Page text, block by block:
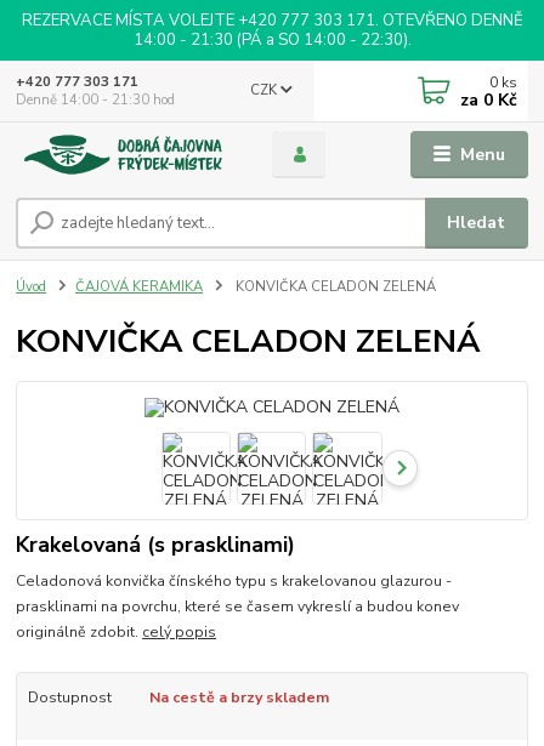
REZERVACE MÍSTA VOLEJTE +420 777 303 171. OTEVŘENO DENNĚ
14:00 - 21:30 (PÁ a SO 14:00 - 22:30).
Menu
CZK
Hledat
+420 777 303 171
Denně 14:00 - 21:30 hod
0 ks
za 0 Kč
Úvod ČAJOVÁ KERAMIKA KONVIČKA CELADON ZELENÁ
KONVIČKA CELADON ZELENÁ
Krakelovaná (s prasklinami)
Celadonová konvička čínského typu s krakelovanou glazurou -
prasklinami na povrchu, které se časem vykreslí a budou konev
originálně zdobit. celý popis
Dostupnost Na cestě a brzy skladem